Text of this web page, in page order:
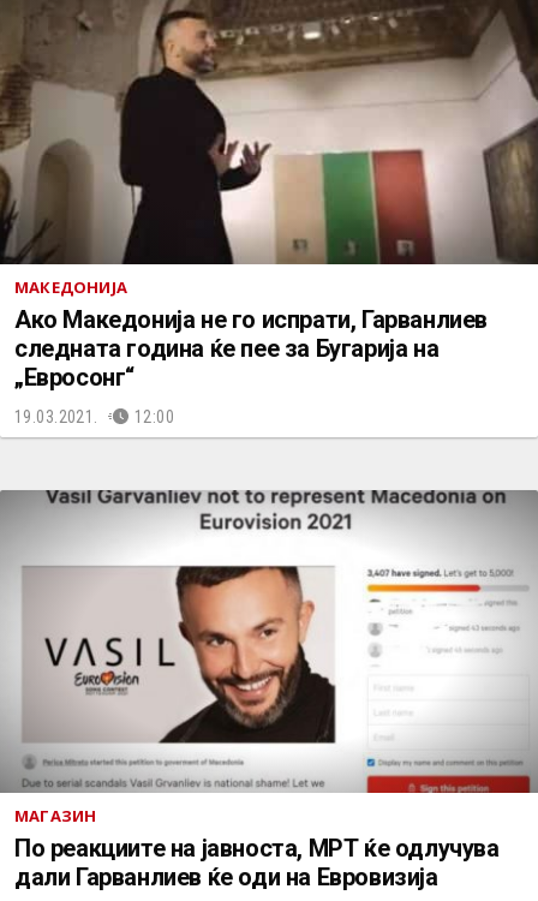
МАКЕДОНИЈА
Ако Македонија не го испрати, Гарванлиев
следната година ќе пее за Бугарија на
„Евросонг“
19.03.2021. 12:00
МАГАЗИН
По реакциите на јавноста, МРТ ќе одлучува
дали Гарванлиев ќе оди на Евровизија